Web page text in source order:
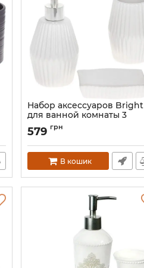
Набор аксессуаров Bright
для ванной комнаты 3
предмета "Белый Луч"
керамика
Артикул: BD-304-972
579 грн
В кошик